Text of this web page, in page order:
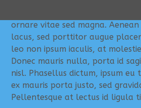
ornare vitae sed magna.
lacus, sed porttitor augue
leo non ipsum iaculis, at
Donec mauris nulla, porta id
nisl. Phasellus dictum, ipsum eu
ex mauris porta justo, sed
Pellentesque at lectus id ligula